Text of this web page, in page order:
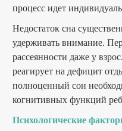
процесс идет
Недостаток сна
удерживать внимание.
рассеянности даже у
реагирует на дефицит
полноценный сон
когнитивных функций
Психологические